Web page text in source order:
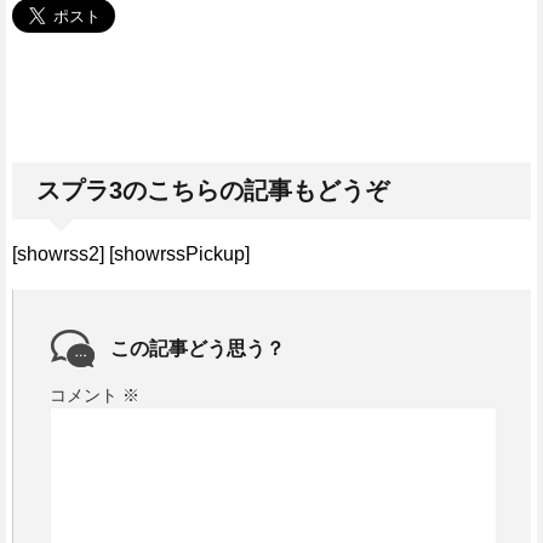
スプラ3のこちらの記事もどうぞ
[showrss2] [showrssPickup]
この記事どう思う？
コメント ※